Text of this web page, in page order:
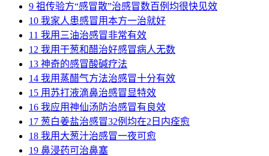
9 祖传验方“感冒散”治感冒数百例均很快见效
10 我家人患感冒用本方一治就好
11 我用三油治感冒非常有效
12 我用干葱和醋治好感冒病人无数
13 神奇的感冒酸碱疗法
14 我用蒸醋气方法治感冒十分有效
15 用苏打液滴鼻治感冒显特效
16 我应用神仙汤防治感冒有良效
17 葱白姜盐治感冒32例均在2日内痊愈
18 我用大葱汁治感冒一夜可愈
19 鼻浸药可治鼻塞